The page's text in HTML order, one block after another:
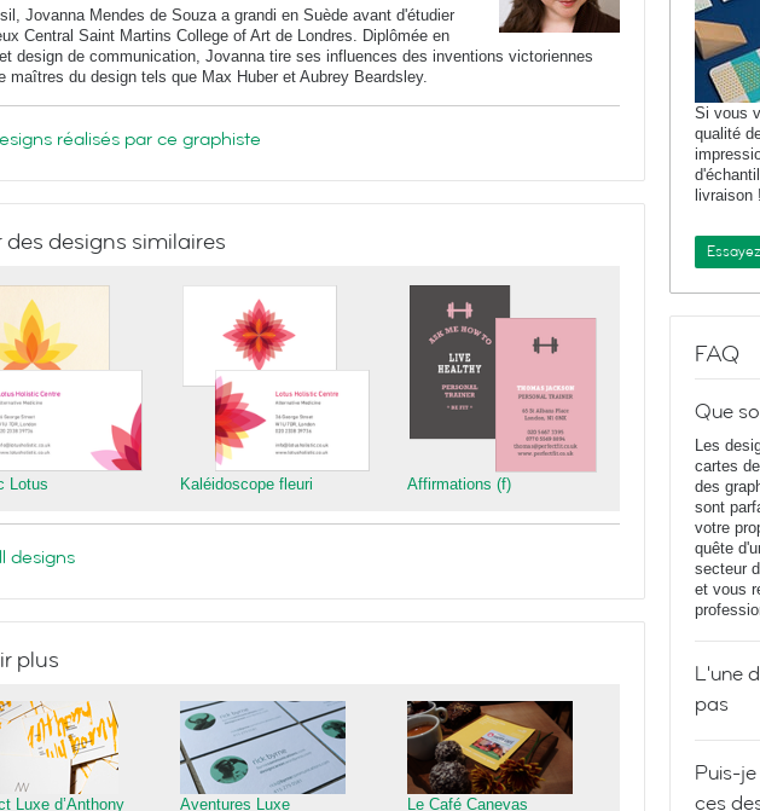
Jovanna Mendes de Souza a grandi en Suède avant d'étudier
Central Saint Martins College of Art de Londres. Diplômée en
design de communication, Jovanna tire ses influences des inventions victoriennes
maîtres du design tels que Max Huber et Aubrey Beardsley.
réalisés par ce graphiste
designs similaires
Lotus Kaléidoscope fleuri Affirmations (f)
designs
plus
Luxe d’Anthony
Aventures Luxe Le Café Canevas
Si vous
qualité
livraison !
FAQ
Que
Les
cartes
des
sont
votre
quête
secteur
et vous
L'une
pas
Puis-
ces